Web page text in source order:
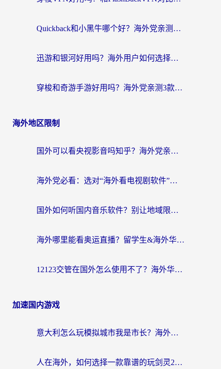
Quickback和小黑牛哪个好？海外党亲测指南，选对回国加速器秒回国内
迅游和银河好用吗？海外用户如何选择回国加速器实现无缝访问国内资源
穿梭和奇游手游好用吗？海外党亲测3款回国加速器，附蜜蜂加速器七天试用攻略
海外地区限制
国外可以看央视影音吗知乎？海外党亲测有效的回国加速方案
海外党必看：选对“海外看电视剧软件”，再也不用愁国内剧刷不了
国外如何听国内音乐软件？别让地域限制，断了你的中文歌单
海外哪里能看奥运直播？留学生&海外华人必看的体育赛事观赛终极指南
12123交管在国外怎么使用不了？海外华人必看的无缝访问国内资源指南
加速国内游戏
意大利怎么玩模拟城市我是市长？海外党国服游戏加速终极攻略（附三国3量子特攻解决办法）
人在海外，如何选择一款靠谱的玩剑灵2加速器？